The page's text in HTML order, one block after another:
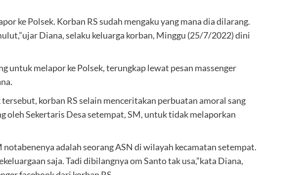
ke Polsek. Korban RS sudah mengaku yang mana dia dilarang.
Diana, selaku keluarga korban, Minggu (25/7/2022) dini
untuk melapor ke Polsek, terungkap lewat pesan massenger
korban RS selain menceritakan perbuatan amoral sang
oleh Sekertaris Desa setempat, SM, untuk tidak melaporkan
notabenenya adalah seorang ASN di wilayah kecamatan setempat.
saja. Tadi dibilangnya om Santo tak usa,”kata Diana,